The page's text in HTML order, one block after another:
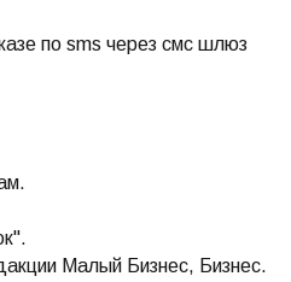
по sms через смс шлюз
Малый Бизнес, Бизнес.